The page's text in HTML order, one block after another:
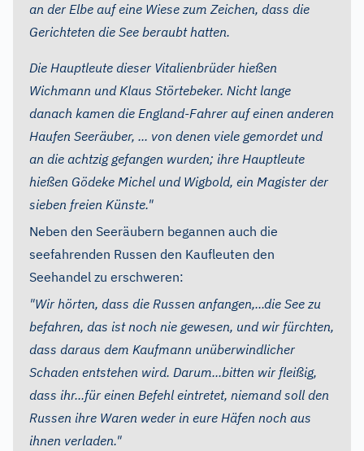
an der Elbe auf eine Wiese zum Zeichen, dass die
Gerichteten die See beraubt hatten.
Die Hauptleute dieser Vitalienbrüder hießen
Wichmann und Klaus Störtebeker. Nicht lange
danach kamen die England-Fahrer auf einen anderen
Haufen Seeräuber, ... von denen viele gemordet und
an die achtzig gefangen wurden; ihre Hauptleute
hießen Gödeke Michel und Wigbold, ein Magister der
sieben freien Künste."
Neben den Seeräubern begannen auch die
seefahrenden Russen den Kaufleuten den
Seehandel zu erschweren:
"Wir hörten, dass die Russen anfangen,...die See zu
befahren, das ist noch nie gewesen, und wir fürchten,
dass daraus dem Kaufmann unüberwindlicher
Schaden entstehen wird. Darum...bitten wir fleißig,
dass ihr...für einen Befehl eintretet, niemand soll den
Russen ihre Waren weder in eure Häfen noch aus
ihnen verladen."